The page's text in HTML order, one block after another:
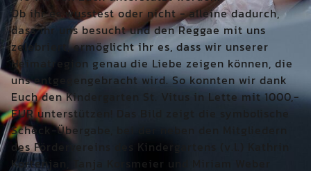
< ZURÜCK
Ob ihr es wusstest oder nicht - alleine dadurch,
dass ihr uns besucht und den Reggae mit uns
zelebriert, ermöglicht ihr es, dass wir unserer
Heimatregion genau die Liebe zeigen können, die
uns entgegengebracht wird. So konnten wir dank
Euch den Kindergarten St. Vitus in Lette mit 1000,-
EUR unterstützen! Das Bild zeigt die symbolische
Scheck-Übergabe, bei der neben den Mitgliedern
des Fördervereins des Kindergartens (v.l.) Kathrin
Kortenjan, Tanja Korsmeier und Miriam Weber